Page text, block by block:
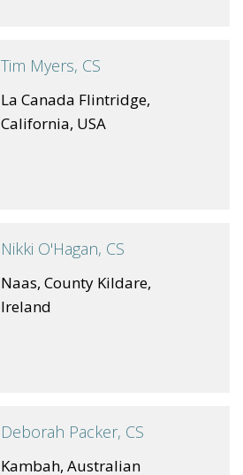
Tim Myers, CS
La Canada Flintridge,
California, USA
Nikki O'Hagan, CS
Naas, County Kildare,
Ireland
Deborah Packer, CS
Kambah, Australian